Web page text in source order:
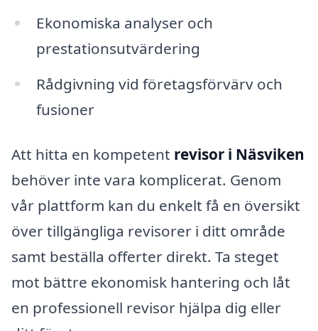
Ekonomiska analyser och
prestationsutvärdering
Rådgivning vid företagsförvärv och
fusioner
Att hitta en kompetent revisor i Näsviken
behöver inte vara komplicerat. Genom
vår plattform kan du enkelt få en översikt
över tillgängliga revisorer i ditt område
samt beställa offerter direkt. Ta steget
mot bättre ekonomisk hantering och låt
en professionell revisor hjälpa dig eller